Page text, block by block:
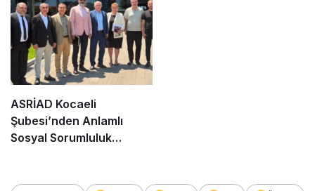
ASRİAD Kocaeli
Şubesi’nden Anlamlı
Sosyal Sorumluluk